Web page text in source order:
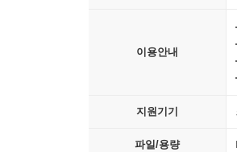
이용안내
지원기기
파일/용량